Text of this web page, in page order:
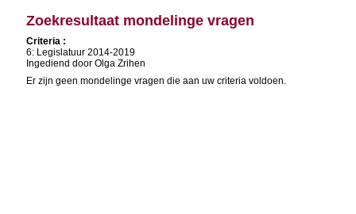
Zoekresultaat mondelinge vragen
Criteria :
6: Legislatuur 2014-2019
Ingediend door Olga Zrihen
Er zijn geen mondelinge vragen die aan uw criteria voldoen.